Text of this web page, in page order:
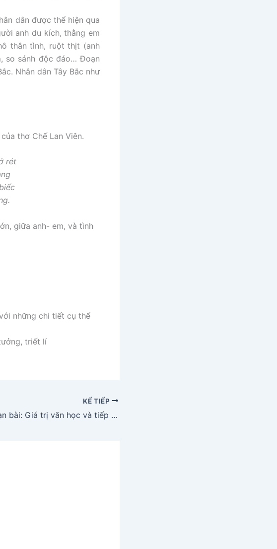
dân được thể hiện qua
anh du kích, thằng em
thân tình, ruột thịt (anh
so sánh độc đáo… Đoạn
Nhân dân Tây Bắc như
thơ Chế Lan Viên.
rét
giữa anh- em, và tình
những chi tiết cụ thể
triết lí
KẾ TIẾP
Soạn bài: Giá trị văn học và tiếp nhận văn học trang 184 sgk